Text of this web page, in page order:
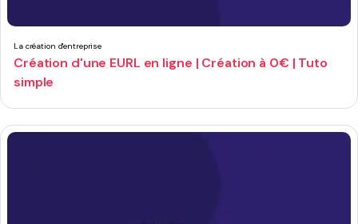
La création d'entreprise
Création d'une EURL en ligne | Création à 0€ | Tuto
simple